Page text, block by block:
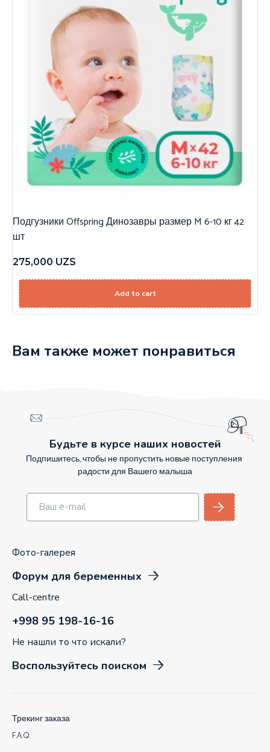
Подгузники Offspring Динозавры размер M 6-10 кг 42
шт
275,000 UZS
Add to cart
Вам также может понравиться
Будьте в курсе наших новостей
Подпишитесь, чтобы не пропустить новые поступления
радости для Вашего малыша
Фото-галерея
Форум для беременных
Call-centre
+998 95 198-16-16
Не нашли то что искали?
Воспользуйтесь поиском
Трекинг заказа
F.A.Q.